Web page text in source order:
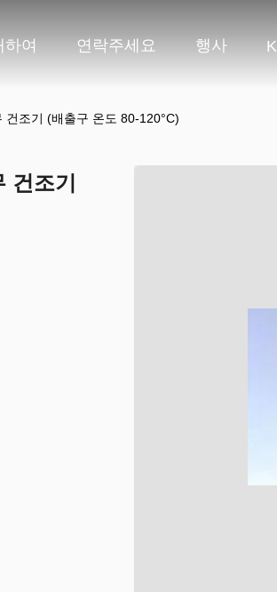
여 연락주세요 행사
건조기 (배출구 온도 80-120°C)
조기